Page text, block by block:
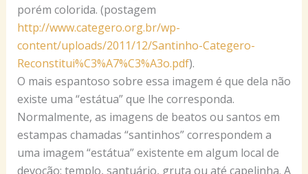
porém colorida. (postagem
http://www.categero.org.br/wp-
content/uploads/2011/12/Santinho-Categero-
Reconstitui%C3%A7%C3%A3o.pdf).
O mais espantoso sobre essa imagem é que dela não
existe uma “estátua” que lhe corresponda.
Normalmente, as imagens de beatos ou santos em
estampas chamadas “santinhos” correspondem a
uma imagem “estátua” existente em algum local de
devoção: templo, santuário, gruta ou até capelinha. A